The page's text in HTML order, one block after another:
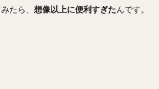
たら、 想像以上に便利すぎたんです。